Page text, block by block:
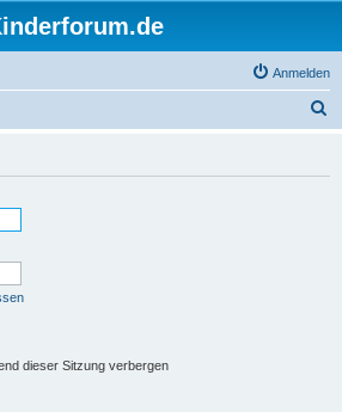
Anmelden
dieser Sitzung verbergen